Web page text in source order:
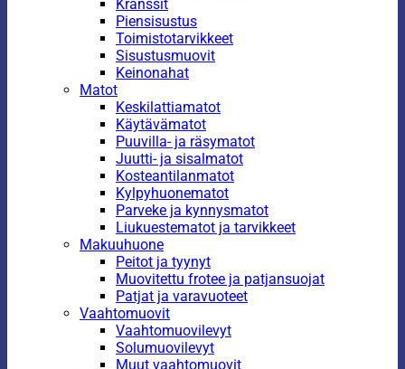
Kranssit
Piensisustus
Toimistotarvikkeet
Sisustusmuovit
Keinonahat
Matot
Keskilattiamatot
Käytävämatot
Puuvilla- ja räsymatot
Juutti- ja sisalmatot
Kosteantilanmatot
Kylpyhuonematot
Parveke ja kynnysmatot
Liukuestematot ja tarvikkeet
Makuuhuone
Peitot ja tyynyt
Muovitettu frotee ja patjansuojat
Patjat ja varavuoteet
Vaahtomuovit
Vaahtomuovilevyt
Solumuovilevyt
Muut vaahtomuovit